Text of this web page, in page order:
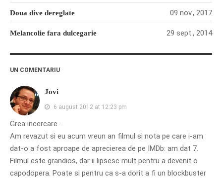
Doua dive dereglate 09 nov., 2017
Melancolie fara dulcegarie 29 sept., 2014
UN COMENTARIU
Jovi
6 august 2012 at 12:23 pm
Grea incercare…
Am revazut si eu acum vreun an filmul si nota pe care i-am
dat-o a fost aproape de aprecierea de pe IMDb: am dat 7.
Filmul este grandios, dar ii lipsesc mult pentru a devenit o
capodopera. Poate si pentru ca s-a dorit a fi un blockbuster